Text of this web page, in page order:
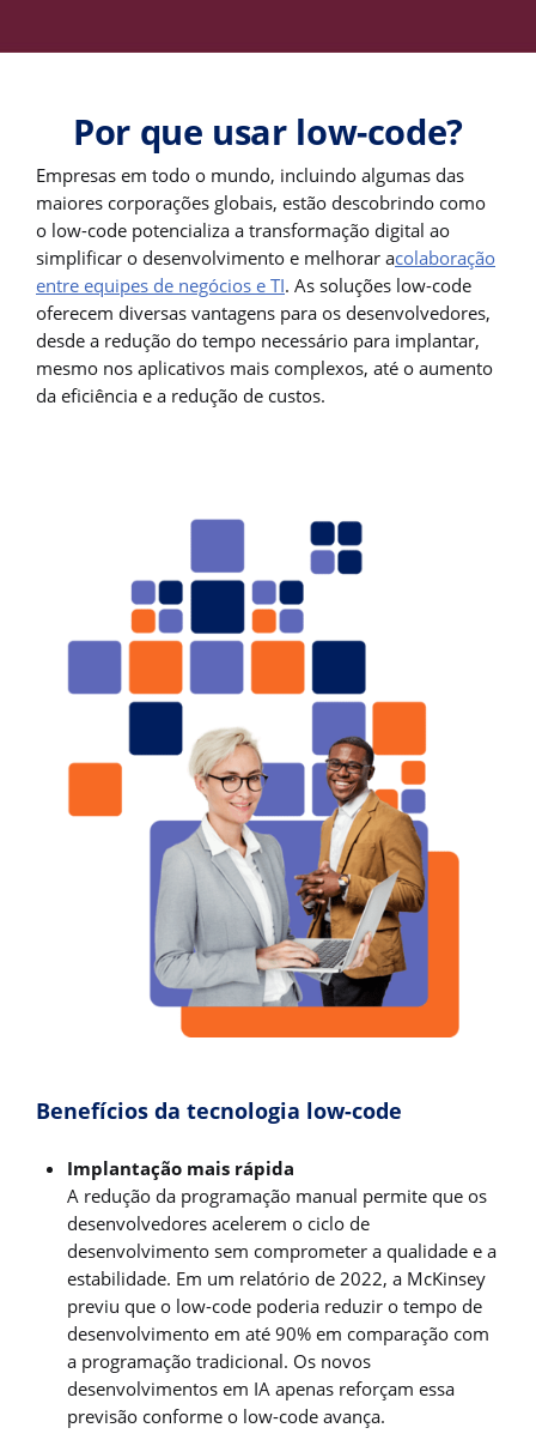
Por que usar low-code?
Empresas em todo o mundo, incluindo algumas das
maiores corporações globais, estão descobrindo como
o low-code potencializa a transformação digital ao
simplificar o desenvolvimento e melhorar acolaboração
entre equipes de negócios e TI. As soluções low-code
oferecem diversas vantagens para os desenvolvedores,
desde a redução do tempo necessário para implantar,
mesmo nos aplicativos mais complexos, até o aumento
da eficiência e a redução de custos.
Benefícios da tecnologia low-code
Implantação mais rápida
A redução da programação manual permite que os
desenvolvedores acelerem o ciclo de
desenvolvimento sem comprometer a qualidade e a
estabilidade. Em um relatório de 2022, a McKinsey
previu que o low-code poderia reduzir o tempo de
desenvolvimento em até 90% em comparação com
a programação tradicional. Os novos
desenvolvimentos em IA apenas reforçam essa
previsão conforme o low-code avança.